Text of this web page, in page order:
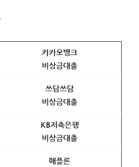
카카오뱅크
비상금대출
쓰담쓰담
비상금대출
KB저축은행
비상금대출
애플론